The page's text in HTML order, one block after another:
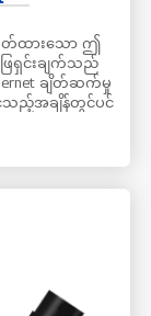
တ်ထားသော ဤ
ရှင်းချက်သည်
ချိတ်ဆက်မှု
သည့်အချိန်တွင်ပင်
Fi ပံ့ပိုးမှုသည်
းသည့်အပြင်
င်၊ အားသွင်း
ပိုဆက်သွယ်ရေး
း အိမ်သုံး
ဆက်သွယ်